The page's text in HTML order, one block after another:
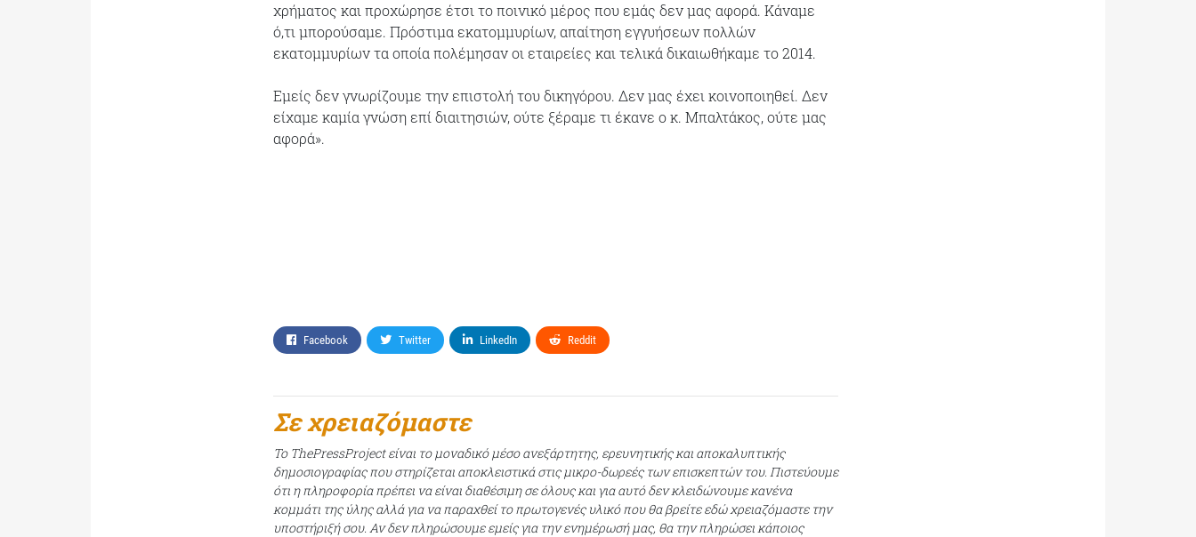
χρήματος και προχώρησε έτσι το ποινικό μέρος που εμάς δεν μας αφορά. Κάναμε
ό,τι μπορούσαμε. Πρόστιμα εκατομμυρίων, απαίτηση εγγυήσεων πολλών
εκατομμυρίων τα οποία πολέμησαν οι εταιρείες και τελικά δικαιωθήκαμε το 2014.
Εμείς δεν γνωρίζουμε την επιστολή του δικηγόρου. Δεν μας έχει κοινοποιηθεί. Δεν
είχαμε καμία γνώση επί διαιτησιών, ούτε ξέραμε τι έκανε ο κ. Μπαλτάκος, ούτε μας
αφορά».
Facebook Twitter LinkedIn Reddit
Σε χρειαζόμαστε
Το ThePressProject είναι το μοναδικό μέσο ανεξάρτητης, ερευνητικής και αποκαλυπτικής
δημοσιογραφίας που στηρίζεται αποκλειστικά στις μικρο-δωρεές των επισκεπτών του. Πιστεύουμε
ότι η πληροφορία πρέπει να είναι διαθέσιμη σε όλους και για αυτό δεν κλειδώνουμε κανένα
κομμάτι της ύλης αλλά για να παραχθεί το πρωτογενές υλικό που θα βρείτε εδώ χρειαζόμαστε την
υποστήριξή σου. Αν δεν πληρώσουμε εμείς για την ενημέρωσή μας, θα την πληρώσει κάποιος